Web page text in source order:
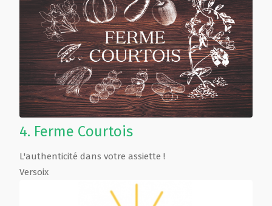
4. Ferme Courtois
L'authenticité dans votre assiette !
Versoix